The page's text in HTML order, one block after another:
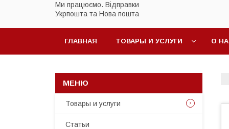
Ми працюємо. Відправки
Укрпошта та Нова пошта
ГЛАВНАЯ ТОВАРЫ И УСЛУГИ О
Товары и услуги
Статьи